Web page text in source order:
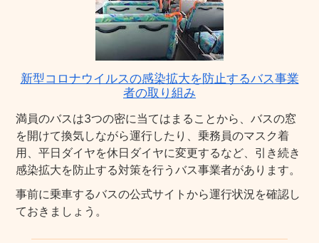
新型コロナウイルスの感染拡大を防止するバス事業
者の取り組み
満員のバスは3つの密に当てはまることから、バスの窓
を開けて換気しながら運行したり、乗務員のマスク着
用、平日ダイヤを休日ダイヤに変更するなど、引き続き
感染拡大を防止する対策を行うバス事業者があります。
事前に乗車するバスの公式サイトから運行状況を確認し
ておきましょう。